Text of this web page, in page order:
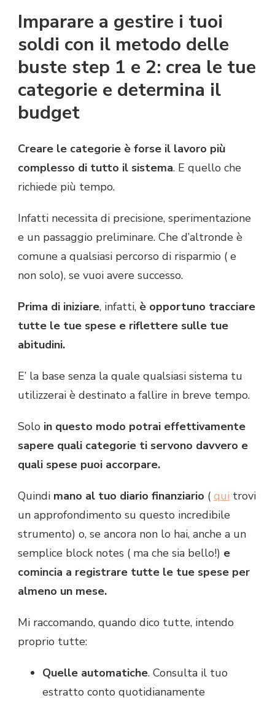
Imparare a gestire i tuoi
soldi con il metodo delle
buste step 1 e 2: crea le tue
categorie e determina il
budget
Creare le categorie è forse il lavoro più
complesso di tutto il sistema. E quello che
richiede più tempo.
Infatti necessita di precisione, sperimentazione
e un passaggio preliminare. Che d’altronde è
comune a qualsiasi percorso di risparmio ( e
non solo), se vuoi avere successo.
Prima di iniziare, infatti, è opportuno tracciare
tutte le tue spese e riflettere sulle tue
abitudini.
E’ la base senza la quale qualsiasi sistema tu
utilizzerai è destinato a fallire in breve tempo.
Solo in questo modo potrai effettivamente
sapere quali categorie ti servono davvero e
quali spese puoi accorpare.
Quindi mano al tuo diario finanziario ( qui trovi
un approfondimento su questo incredibile
strumento) o, se ancora non lo hai, anche a un
semplice block notes ( ma che sia bello!) e
comincia a registrare tutte le tue spese per
almeno un mese.
Mi raccomando, quando dico tutte, intendo
proprio tutte:
Quelle automatiche. Consulta il tuo
estratto conto quotidianamente